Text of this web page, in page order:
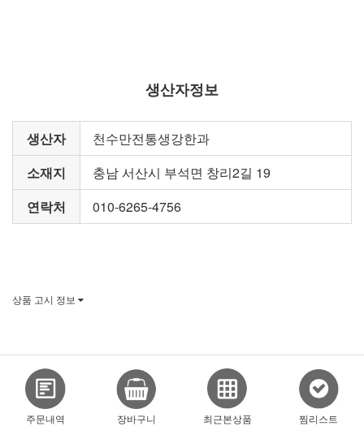
생산자정보
생산자
천수만전통생강한과
소재지
충남 서산시 부석면 창리2길 19
연락처
010-6265-4756
상품 고시 정보
주문내역 장바구니 최근본상품 찜리스트